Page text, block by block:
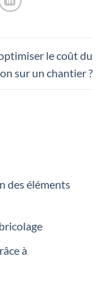
le coût du
sur un chantier ?
des éléments
à